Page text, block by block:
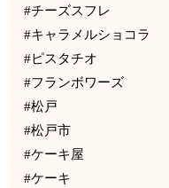
#チーズスフレ
#キャラメルショコラ
#ピスタチオ
#フランボワーズ
#松戸
#松戸市
#ケーキ屋
#ケーキ